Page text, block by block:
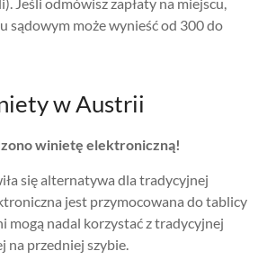
sądowym może wynieść od 300 do
w Austrii
winietę elektroniczną!
się alternatywa dla tradycyjnej
jest przymocowana do tablicy
mogą nadal korzystać z tradycyjnej
na przedniej szybie.